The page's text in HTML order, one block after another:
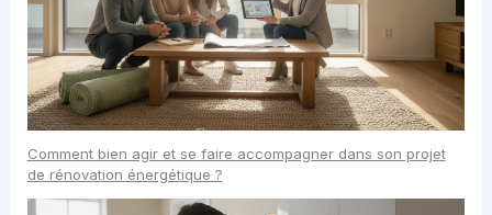
Comment bien agir et se faire accompagner dans son projet
de rénovation énergétique ?